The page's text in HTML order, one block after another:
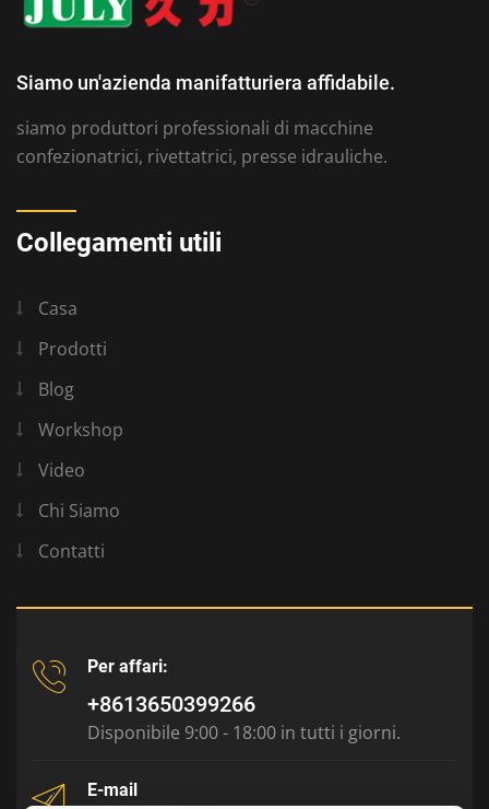
Siamo un'azienda manifatturiera affidabile.
siamo produttori professionali di macchine
confezionatrici, rivettatrici, presse idrauliche.
Collegamenti utili
Casa
Prodotti
Blog
Workshop
Video
Chi Siamo
Contatti
Per affari:
+8613650399266
Disponibile 9:00 - 18:00 in tutti i giorni.
E-mail